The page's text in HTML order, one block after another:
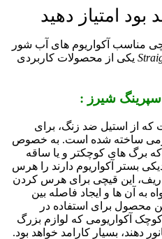
امتیاز دهید
مناسب آکواریوم های آب شور
یکی از محصولات کاربردی
شیرز :
که از استیل ضد زنگ، برای
ساخته شده است. به خصوص
برگ های کوچکتر و یا ساقه
بستر آکواریوم دارند را هرس
ریف، این قیچی برای هرس کردن
به آن ها و ایجاد فاصله بین
محصول برای استفاده در
آکواریومی که لوازم بزرگ
دهند، بسیار کارامد خواهد بود.